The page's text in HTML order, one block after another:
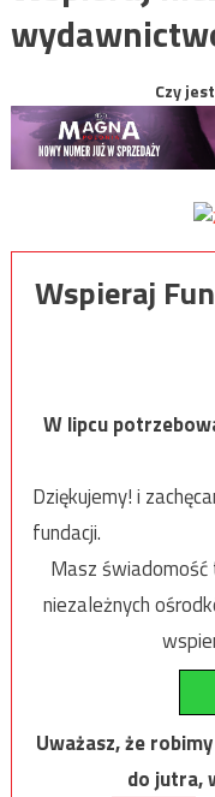
Czy
Wspieraj
W lipcu
Dziękujemy! i
fundacji.
Masz
niezależnych
Uważasz, że
do jutra,